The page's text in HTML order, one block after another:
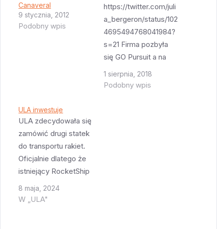
Canaveral
9 stycznia, 2012
Podobny wpis
https://twitter.com/juli
a_bergeron/status/102
4695494768041984?
s=21 Firma pozbyła
się GO Pursuit a na
jego miejsce
przypłynął GO
1 sierpnia, 2018
Podobny wpis
ULA inwestuje
ULA zdecydowała się
zamówić drugi statek
do transportu rakiet.
Oficjalnie dlatego że
istniejący RocketShip
nie byłby w stanie
obsłużyć
8 maja, 2024
W „ULA"